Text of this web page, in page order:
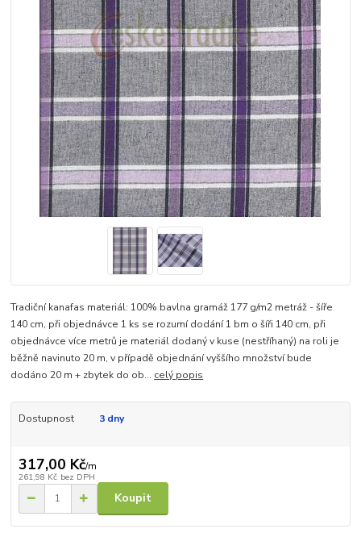
Tradiční kanafas materiál: 100% bavlna gramáž 177 g/m2 metráž - šíře
140 cm, při objednávce 1 ks se rozumí dodání 1 bm o šíři 140 cm, při
objednávce více metrů je materiál dodaný v kuse (nestříhaný) na roli je
běžně navinuto 20 m, v případě objednání vyššího množství bude
dodáno 20 m + zbytek do ob... celý popis
Dostupnost 3 dny
317,00 Kč/m
261,98 Kč bez DPH
Koupit